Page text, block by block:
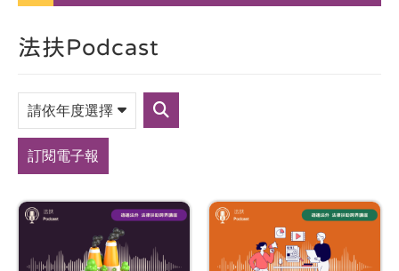
法扶Podcast
依
年
度
選
擇
送
訂閱電子報